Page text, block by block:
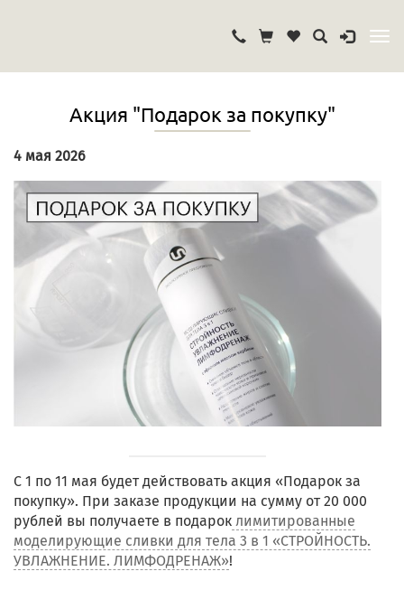
Акция "Подарок за покупку"
4 мая 2026
С 1 по 11 мая будет действовать акция «Подарок за
покупку». При заказе продукции на сумму от 20 000
рублей вы получаете в подарок лимитированные
моделирующие сливки для тела 3 в 1 «СТРОЙНОСТЬ.
УВЛАЖНЕНИЕ. ЛИМФОДРЕНАЖ»!